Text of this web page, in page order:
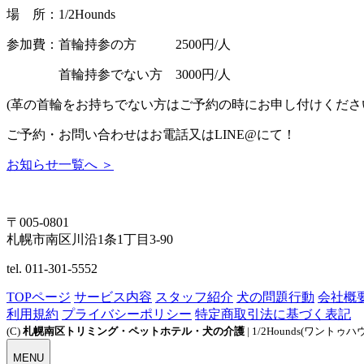
場 所：1/2Hounds
参加費：首輪持参の方 2500円/人
首輪持参でない方 3000円/人
(革の首輪をお持ちでない方はご予約の時にお申し付けくださ
ご予約・お問い合わせはお電話又はLINE@にて！
お知らせ一覧へ ＞
〒005-0801
札幌市南区川沿1条1丁目3-90
tel. 011-301-5552
TOPページ サービス内容 スタッフ紹介 犬の問題行動 会社概
利用規約 プライバシーポリシー 特定商取引法に基づく表記
(C) 札幌南区トリミング・ペットホテル・犬の介護 | 1/2Hounds(ワントゥハ
MENU